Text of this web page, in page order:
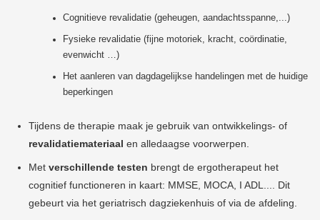
Cognitieve revalidatie (geheugen, aandachtsspanne,...)
Fysieke revalidatie (fijne motoriek, kracht, coördinatie,
evenwicht …)
Het aanleren van dagdagelijkse handelingen met de huidige
beperkingen
Tijdens de therapie maak je gebruik van ontwikkelings- of
revalidatiemateriaal en alledaagse voorwerpen.
Met verschillende testen brengt de ergotherapeut het
cognitief functioneren in kaart: MMSE , MOCA , I ADL.... Dit
gebeurt via het geriatrisch dagziekenhuis of via de afdeling.